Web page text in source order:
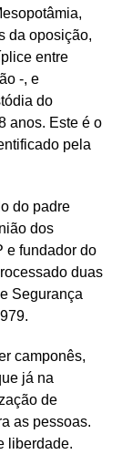
da oposição,
entre
-, e
do
anos. Este é o
pela
do padre
dos
e fundador do
duas
Segurança
camponês,
já na
de
as pessoas.
liberdade.